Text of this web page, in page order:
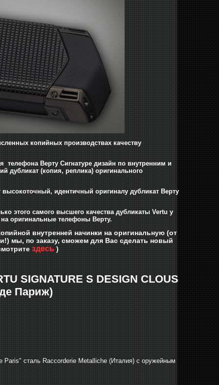
копийных производствах качеству
телефона Верту Сигнатуре дизайн по внутренним и
дубликат (копия, реплика) оригинального
идентичный оригиналу дубликат Верту
этого самого высшего качества дубликаты Vertu у
оригинальные телефоны Верту.
внутренней начинки на оригинальную (от
мы, по заказу, сможем для Вас сделать новый
здесь )
S DESIGN CLOUS
Париж)
Paris" сталь Raccorderie Metalliche (Италия) с оружейным